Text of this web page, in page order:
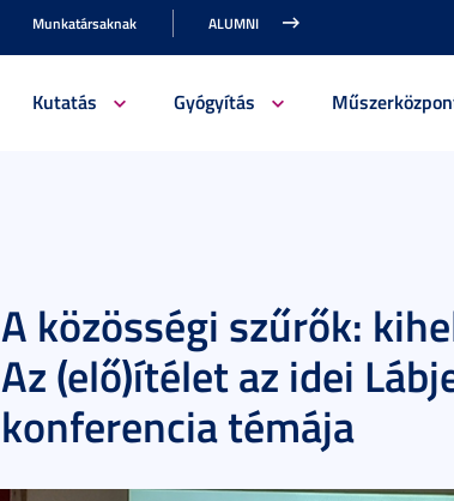
Munkatársaknak ALUMNI
Kutatás Gyógyítás
A közösségi szűrők:
Az (elő)ítélet az idei
konferencia témája